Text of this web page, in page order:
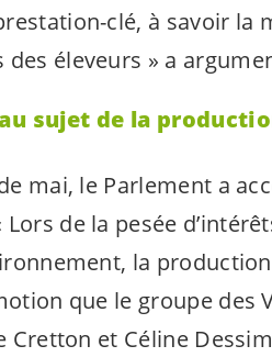
clé, à savoir la
éleveurs » a
sujet de la
mai, le Parlement a
Lors de la pesée
la
que le groupe des
Cretton et Céline